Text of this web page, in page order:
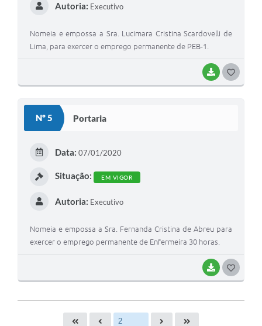
BAIXAR
Autoria: Executivo
Nomeia e empossa a Sra. Lucimara Cristina Scardovelli de
Lima, para exercer o emprego permanente de PEB-1.
Nº 5 Portaria
BAIXAR
Data: 07/01/2020
Situação: EM VIGOR
Autoria: Executivo
Nomeia e empossa a Sra. Fernanda Cristina de Abreu para
exercer o emprego permanente de Enfermeira 30 horas.